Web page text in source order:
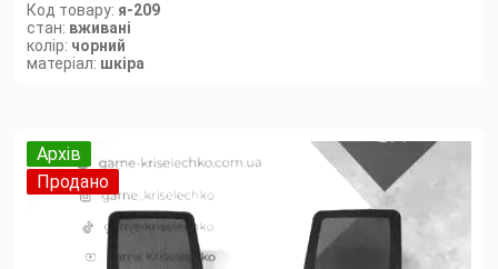
Код товару: я-209
стан: вживані
колір: чорний
матеріал: шкіра
Продано
Архів